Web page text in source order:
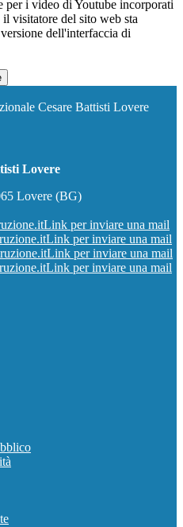
per i video di Youtube incorporati
visitatore del sito web sta
dell'interfaccia di
Cesare Battisti Lovere
Lovere
Lovere (BG)
Link per inviare una mail
Link per inviare una mail
Link per inviare una mail
Link per inviare una mail